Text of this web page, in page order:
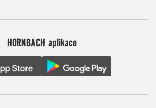
HORNBACH aplikace